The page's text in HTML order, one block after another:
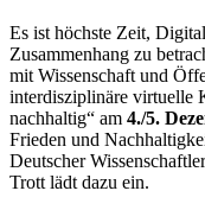
Es ist höchste Zeit,
Zusammenhang zu
mit Wissenschaft und
interdisziplinäre virtuelle
nachhaltig“ am 4./5.
Frieden und
Deutscher
Trott lädt dazu ein.